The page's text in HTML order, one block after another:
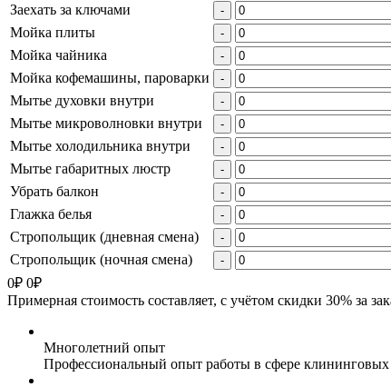
Заехать за ключами
-
Мойка плиты
-
Мойка чайника
-
Мойка кофемашины, пароварки
-
Мытье духовки внутри
-
Мытье микроволновки внутри
-
Мытье холодильника внутри
-
Мытье габаритных люстр
-
Убрать балкон
-
Глажка белья
-
Стропольщик (дневная смена)
-
Стропольщик (ночная смена)
-
0₽ 0₽
Примерная стоимость составляет, с учётом скидки 30% за
Многолетний опыт
Профессиональный опыт работы в сфере клининговых